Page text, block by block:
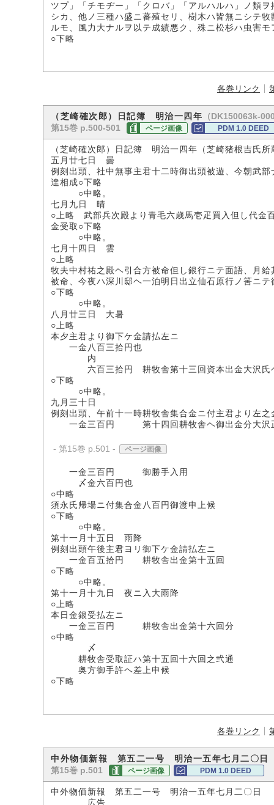
ツプ」「チモヂー」「クロバ」「アルハルハ」ノ類
シカ、他ノ三種ハ盛ニ蕃殖セリ、樹木ハ皆無ニシテ
ルモ、風力大ナルヲ以テ成績悪ク、殊ニ松杉ハ虫害
○下略
各巻リンク
（芝崎確次郎）日記簿 明治一四年 （DK150063k-
第15巻 p.500-501
ページ画像 PDM 1.0 DEED
（芝崎確次郎）日記簿 明治一四年（芝崎猪根吉氏所
五月廿七日 曇
例刻出頭、社中無事主君十二時御出頭被遊、今朝武
達相成○下略
○中略。
七月九日 晴
○上略 武部兵次殿より青毛六歳馬壱疋買入但し代金
金受取○下略
○中略。
七月十四日 雲
○上略
牧夫中村祐之殿ヘ引合方被命但し銀行ニテ面語、月
被命、今夜ハ深川邸ヘ一泊明日出立仙石原行ノ筈ニテ
○下略
○中略。
八月廿三日 大暑
○上略
本夕主君より御下ケ金請払左ニ
一金八百三拾円也
内
六百三拾円 耕牧舎第十三回資本出金大沢氏
○下略
○中略。
九月三十日
例刻出頭、午前十一時耕牧舎集合金ニ付主君より左
一金三百円 第十四回耕牧舎ヘ御出金分大沢正
- 第15巻 p.501 - ページ画像
一金三百円 御勝手入用
〆金六百円也
○中略
須永氏帰場ニ付集合金八百円御渡申上候
○下略
○中略。
第十一月十五日 雨降
例刻出頭午後主君ヨリ御下ケ金請払左ニ
一金百五拾円 耕牧舎出金第十五回
○下略
○中略。
第十一月十九日 夜ニ入大雨降
○上略
本日金銀受払左ニ
一金三百円 耕牧舎出金第十六回分
○中略
〆
耕牧舎受取証ハ第十五回十六回之弐通
奥方御手許ヘ差上申候
○下略
各巻リンク
中外物価新報 第五二一号 明治一五年七月二〇
第15巻 p.501 ページ画像 PDM 1.0 DEED
中外物価新報 第五二一号 明治一五年七月二〇日
広告